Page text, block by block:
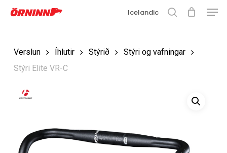
Fara
Icelandic
Verslun Íhlutir Stýrið
Stýri og vafningar
Stýri Elite VR-C